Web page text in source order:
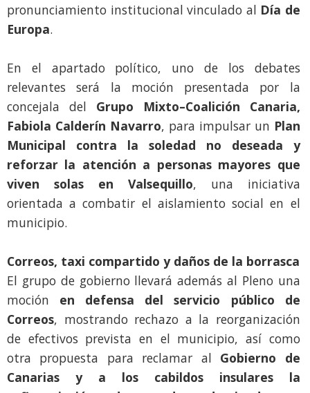
pronunciamiento institucional vinculado al Día de
Europa.
En el apartado político, uno de los debates
relevantes será la moción presentada por la
concejala del Grupo Mixto–Coalición Canaria,
Fabiola Calderín Navarro, para impulsar un Plan
Municipal contra la soledad no deseada y
reforzar la atención a personas mayores que
viven solas en Valsequillo, una iniciativa
orientada a combatir el aislamiento social en el
municipio.
Correos, taxi compartido y daños de la borrasca
El grupo de gobierno llevará además al Pleno una
moción en defensa del servicio público de
Correos, mostrando rechazo a la reorganización
de efectivos prevista en el municipio, así como
otra propuesta para reclamar al Gobierno de
Canarias y a los cabildos insulares la